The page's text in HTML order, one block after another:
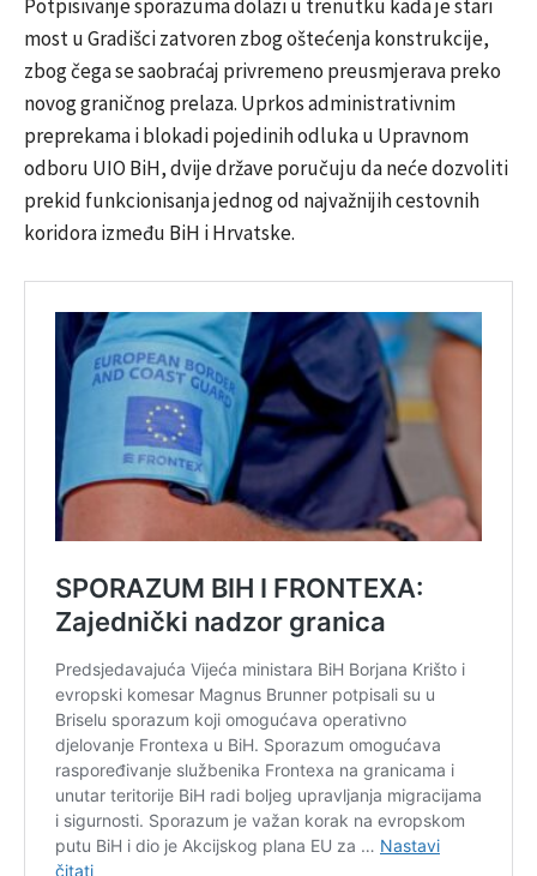
Potpisivanje sporazuma dolazi u trenutku kada je stari
most u Gradišci zatvoren zbog oštećenja konstrukcije,
zbog čega se saobraćaj privremeno preusmjerava preko
novog graničnog prelaza. Uprkos administrativnim
preprekama i blokadi pojedinih odluka u Upravnom
odboru UIO BiH, dvije države poručuju da neće dozvoliti
prekid funkcionisanja jednog od najvažnijih cestovnih
koridora između BiH i Hrvatske.